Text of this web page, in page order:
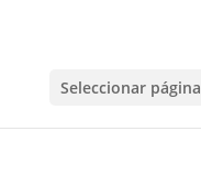
Seleccionar página